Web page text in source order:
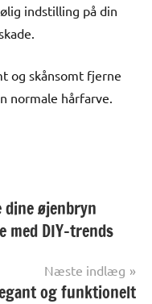
indstilling på din
og skånsomt fjerne
normale hårfarve.
øjenbryn
med DIY-trends
Næste indlæg
og funktionelt